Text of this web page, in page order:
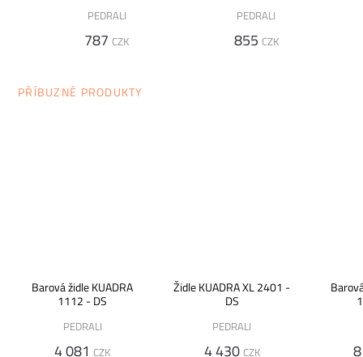
PEDRALI
787 CZK
PEDRALI
855 CZK
PŘÍBUZNÉ PRODUKTY
Barová židle KUADRA
1112 - DS
PEDRALI
4 081 CZK
Židle KUADRA XL 2401 -
DS
PEDRALI
4 430 CZK